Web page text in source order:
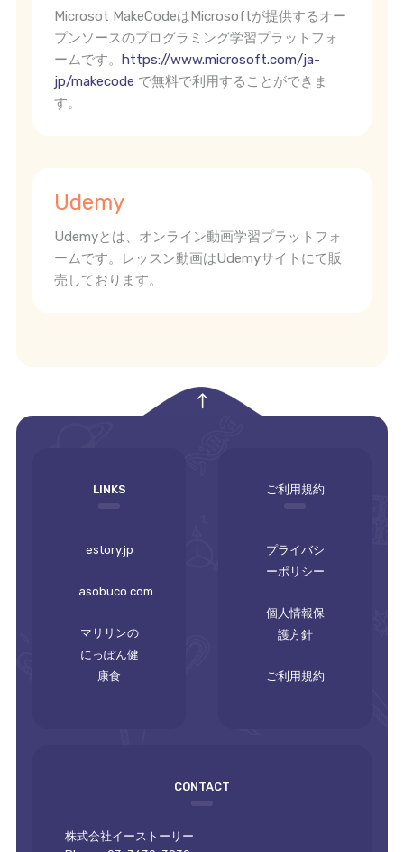
Microsot MakeCodeはMicrosoftが提供するオー
プンソースのプログラミング学習プラットフォ
ームです。 https://www.microsoft.com/ja-
jp/makecode で無料で利用することができま
す。
Udemy
Udemyとは、オンライン動画学習プラットフォ
ームです。レッスン動画はUdemyサイトにて販
売しております。
LINKS
estory.jp
asobuco.com
マリリンの
にっぽん健
康食
ご利用規約
プライバシ
ーポリシー
個人情報保
護方針
ご利用規約
CONTACT
株式会社イーストーリー